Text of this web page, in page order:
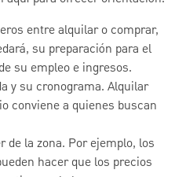
entre alquilar o comprar,
su preparación para el
su empleo e ingresos.
y su cronograma. Alquilar
conviene a quienes buscan
de la zona. Por ejemplo, los
hacer que los precios